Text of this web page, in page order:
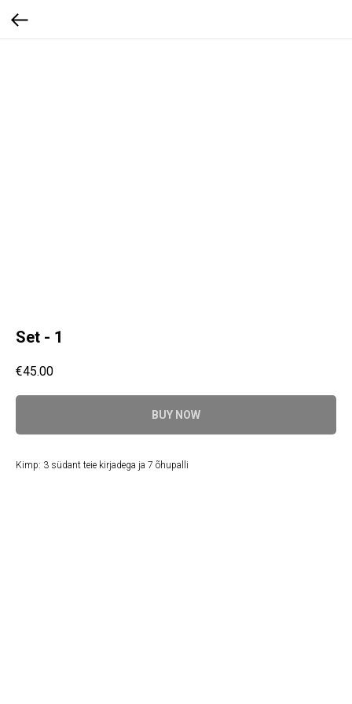
Set - 1
€45.00
BUY NOW
Kimp: 3 südant teie kirjadega ja 7 õhupalli